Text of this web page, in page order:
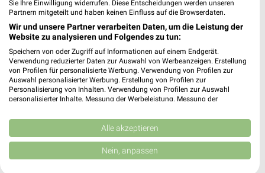
✔Einkaufsliste - Einkauf stressfrei planen
JETZT LADEN UND SPAREN!
Sie Ihre Einwilligung widerrufen. Diese Entscheidungen werden unseren
Partnern mitgeteilt und haben keinen Einfluss auf die Browserdaten.
Wir und unsere Partner verarbeiten Daten, um die Leistung der
Website zu analysieren und Folgendes zu tun:
Speichern von oder Zugriff auf Informationen auf einem Endgerät.
Verwendung reduzierter Daten zur Auswahl von Werbeanzeigen. Erstellung
von Profilen für personalisierte Werbung. Verwendung von Profilen zur
Auswahl personalisierter Werbung. Erstellung von Profilen zur
Personalisierung von Inhalten. Verwendung von Profilen zur Auswahl
personalisierter Inhalte. Messung der Werbeleistung. Messung der
Kombinationen von Daten aus verschiedenen Quellen. Entwicklung und
Verbesserung der Angebote. Verwendung reduzierter Daten zur Auswahl
von Inhalten.
Daten können außerhalb der Europäischen Union weitergegeben und in die
USA gesendet werden.
Alle akzeptieren
Nein, anpassen